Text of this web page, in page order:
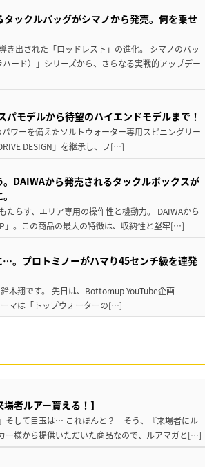
ックルバッグがシマノから発売。何を乗せ
き出された「ロッドレスト」の進化。 シマノのバッ
ード）」シリーズから、さらなる実戦的アップデー
モデルから待望のハイエンドモデルまで！
ワーを備えたソルトウォーター専用スピニングリー
DESIGN」を継承し、フ[…]
DAIWAから発売されるタックルボックスが
たらす、エリア専用の操作性と機動力。 DAIWAから
。この商品の最大の特徴は、収納性と堅牢[…]
…。プロトミノーがハマり45センチ級を連発
木翔です。 先日は、Bottomup YouTube企画
ーマは「トップウォーターの[…]
者ルアー貰える！】
そして目玉は… これほんと？ そう、『来場者にル
ー様から提供いただいた商品なので、ルアマガと[…]